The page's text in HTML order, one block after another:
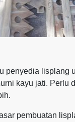
penyedia lisplang
kayu jati. Perlu
pembuatan